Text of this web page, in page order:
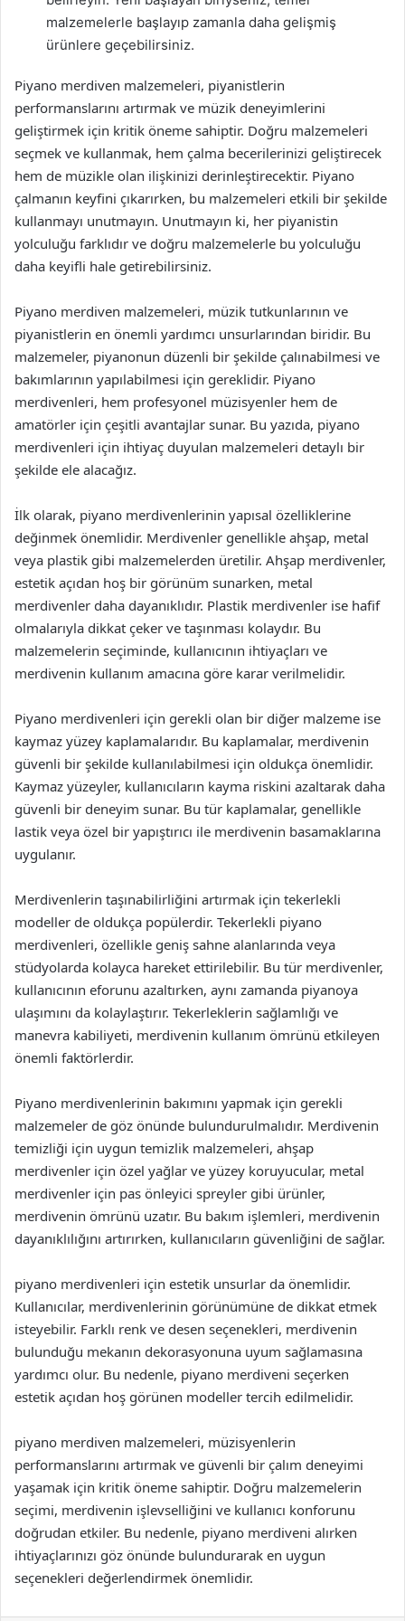
malzemelerle başlayıp zamanla daha gelişmiş
ürünlere geçebilirsiniz.
Piyano merdiven malzemeleri, piyanistlerin
performanslarını artırmak ve müzik deneyimlerini
geliştirmek için kritik öneme sahiptir. Doğru malzemeleri
seçmek ve kullanmak, hem çalma becerilerinizi geliştirecek
hem de müzikle olan ilişkinizi derinleştirecektir. Piyano
çalmanın keyfini çıkarırken, bu malzemeleri etkili bir şekilde
kullanmayı unutmayın. Unutmayın ki, her piyanistin
yolculuğu farklıdır ve doğru malzemelerle bu yolculuğu
daha keyifli hale getirebilirsiniz.
Piyano merdiven malzemeleri, müzik tutkunlarının ve
piyanistlerin en önemli yardımcı unsurlarından biridir. Bu
malzemeler, piyanonun düzenli bir şekilde çalınabilmesi ve
bakımlarının yapılabilmesi için gereklidir. Piyano
merdivenleri, hem profesyonel müzisyenler hem de
amatörler için çeşitli avantajlar sunar. Bu yazıda, piyano
merdivenleri için ihtiyaç duyulan malzemeleri detaylı bir
şekilde ele alacağız.
İlk olarak, piyano merdivenlerinin yapısal özelliklerine
değinmek önemlidir. Merdivenler genellikle ahşap, metal
veya plastik gibi malzemelerden üretilir. Ahşap merdivenler,
estetik açıdan hoş bir görünüm sunarken, metal
merdivenler daha dayanıklıdır. Plastik merdivenler ise hafif
olmalarıyla dikkat çeker ve taşınması kolaydır. Bu
malzemelerin seçiminde, kullanıcının ihtiyaçları ve
merdivenin kullanım amacına göre karar verilmelidir.
Piyano merdivenleri için gerekli olan bir diğer malzeme ise
kaymaz yüzey kaplamalarıdır. Bu kaplamalar, merdivenin
güvenli bir şekilde kullanılabilmesi için oldukça önemlidir.
Kaymaz yüzeyler, kullanıcıların kayma riskini azaltarak daha
güvenli bir deneyim sunar. Bu tür kaplamalar, genellikle
lastik veya özel bir yapıştırıcı ile merdivenin basamaklarına
uygulanır.
Merdivenlerin taşınabilirliğini artırmak için tekerlekli
modeller de oldukça popülerdir. Tekerlekli piyano
merdivenleri, özellikle geniş sahne alanlarında veya
stüdyolarda kolayca hareket ettirilebilir. Bu tür merdivenler,
kullanıcının eforunu azaltırken, aynı zamanda piyanoya
ulaşımını da kolaylaştırır. Tekerleklerin sağlamlığı ve
manevra kabiliyeti, merdivenin kullanım ömrünü etkileyen
önemli faktörlerdir.
Piyano merdivenlerinin bakımını yapmak için gerekli
malzemeler de göz önünde bulundurulmalıdır. Merdivenin
temizliği için uygun temizlik malzemeleri, ahşap
merdivenler için özel yağlar ve yüzey koruyucular, metal
merdivenler için pas önleyici spreyler gibi ürünler,
merdivenin ömrünü uzatır. Bu bakım işlemleri, merdivenin
dayanıklılığını artırırken, kullanıcıların güvenliğini de sağlar.
piyano merdivenleri için estetik unsurlar da önemlidir.
Kullanıcılar, merdivenlerinin görünümüne de dikkat etmek
isteyebilir. Farklı renk ve desen seçenekleri, merdivenin
bulunduğu mekanın dekorasyonuna uyum sağlamasına
yardımcı olur. Bu nedenle, piyano merdiveni seçerken
estetik açıdan hoş görünen modeller tercih edilmelidir.
piyano merdiven malzemeleri, müzisyenlerin
performanslarını artırmak ve güvenli bir çalım deneyimi
yaşamak için kritik öneme sahiptir. Doğru malzemelerin
seçimi, merdivenin işlevselliğini ve kullanıcı konforunu
doğrudan etkiler. Bu nedenle, piyano merdiveni alırken
ihtiyaçlarınızı göz önünde bulundurarak en uygun
seçenekleri değerlendirmek önemlidir.